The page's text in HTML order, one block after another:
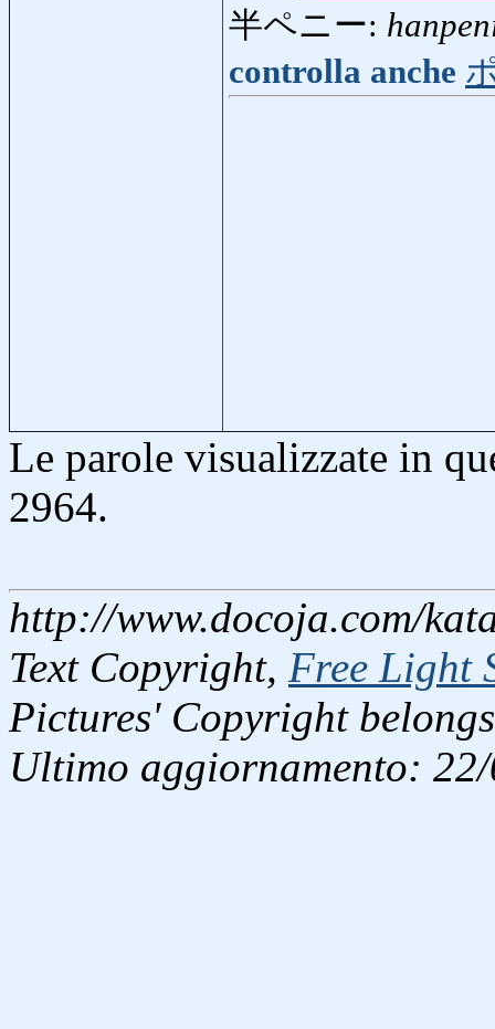
半ペニー:
controlla anche
Le parole visualizzate in
2964.
http://www.docoja.com/
Text Copyright, Free Light
Pictures' Copyright
Ultimo aggiornamento: